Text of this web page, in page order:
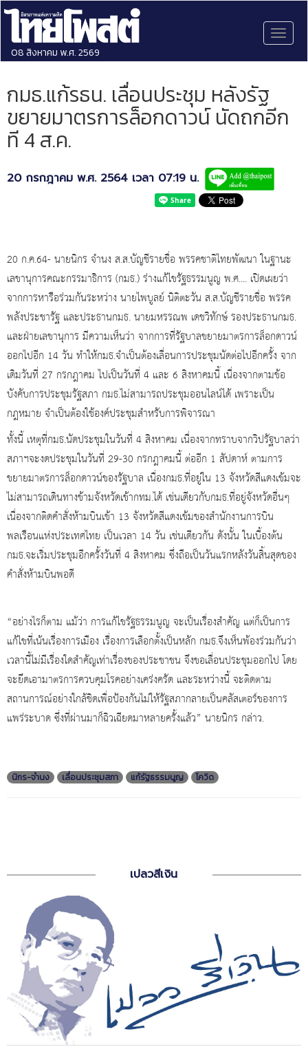
08 สิงหาคม พ.ศ. 2569
กมธ.แก้รธน. เลื่อนประชุม หลังรัฐ
ขยายมาตรการล็อกดาวน์ นัดถกอีก
ที 4 ส.ค.
20 กรกฎาคม พ.ศ. 2564 เวลา 07:19 น.
20 ก.ค.64- นายนิกร จำนง ส.ส.บัญชีรายชื่อ พรรคชาติไทยพัฒนา ในฐานะ
เลขานุการคณะกรรมาธิการ (กมธ.) ร่างแก้ไขรัฐธรรมนูญ พ.ศ.... เปิดเผยว่า
จากการหารือร่วมกันระหว่าง นายไพบูลย์ นิติตะวัน ส.ส.บัญชีรายชื่อ​ พรรค
พลังประชารัฐ​ และประธานกมธ. นายมหรรณพ เดชวิทักษ์ รองประธานกมธ.
และฝ่ายเลขานุการ มีความเห็นว่า จากการที่รัฐบาลขยายมาตรการล็อกดาวน์
ออกไปอีก 14 วัน ทำให้กมธ.จำเป็นต้องเลื่อนการประชุมนัดต่อไปอีกครั้ง จาก
เดิมวันที่ 27 กรกฎาคม ไปเป็นวันที่ 4 และ 6 สิงหาคมนี้ เนื่องจากตามข้อ
บังคับการประชุมรัฐสภา กมธ.ไม่สามารถประชุมออนไลน์ได้ เพราะเป็น
กฎหมาย จำเป็นต้องใช้องค์ประชุมสำหรับการพิจารณา
ทั้งนี้ เหตุที่กมธ.นัดประชุมในวันที่ 4 สิงหาคม เนื่องจากทราบจากวิปรัฐบาลว่า
สภาฯจะงดประชุมในวันที่ 29-30 กรกฎาคมนี้ ต่ออีก 1 สัปดาห์ ตามการ
ขยายมาตรการล็อกดาวน์ของรัฐบาล เนื่องกมธ.ที่อยู่ใน 13 จังหวัดสีแดงเข้มจะ
ไม่สามารถเดินทางข้ามจังหวัดเข้ากทม.ได้ เช่นเดียวกับกมธ.ที่อยู่จังหวัดอื่นๆ
เนื่องจากติดคำสั่งห้ามบินเข้า 13 จังหวัดสีแดงเข้มของสำนักงานการบิน
พลเรือนแห่งประเทศไทย เป็นเวลา 14 วัน เช่นเดียวกัน ดังนั้น ในเบื้องต้น
กมธ.จะเริ่มประชุมอีกครั้งวันที่ 4 สิงหาคม ซึ่งถือเป็นวันแรกหลังวันสิ้นสุดของ
คำสั่งห้ามบินพอดี
“อย่างไรก็ตาม แม้ว่า การแก้ไขรัฐธรรมนูญ จะเป็นเรื่องสำคัญ แต่ก็เป็นการ
แก้ไขที่เน้นเรื่องการเมือง เรื่องการเลือกตั้งเป็นหลัก กมธ.จึงเห็นพ้องร่วมกันว่า
เวลานี้ไม่มีเรื่องใดสำคัญเท่าเรื่องของประชาชน จึงขอเลื่อนประชุมออกไป โดย
จะยึดเอามาตรการควบคุมโรคอย่างเคร่งครัด และระหว่างนี้ จะติดตาม
สถานการณ์อย่างใกล้ชิดเพื่อป้องกันไม่ให้รัฐสภากลายเป็นคลัสเตอร์ของการ
แพร่ระบาด ซึ่งที่ผ่านมาก็ฉิวเฉียดมาหลายครั้งแล้ว” นายนิกร กล่าว.
นิกร-จำนง เลื่อนประชุมสภา แก้รัฐธรรมนูญ โควิด
เปลวสีเงิน